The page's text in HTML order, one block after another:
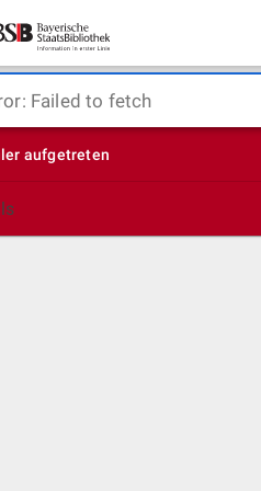
Failed to fetch
aufgetreten